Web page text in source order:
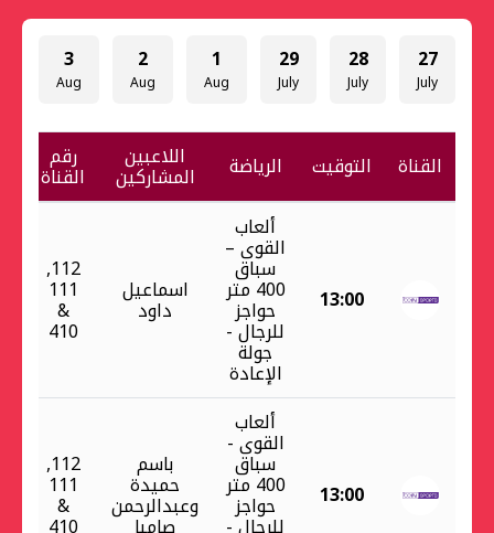
27
July
28
July
29
July
1
Aug
2
Aug
3
Aug
القناة التوقيت الرياضة اللاعبين
المشاركين
رقم
القناة
13:00
ألعاب
القوى –
سباق
400 متر
حواجز
للرجال -
جولة
الإعادة
اسماعيل
داود
112,
111
&
410
13:00
ألعاب
القوى -
سباق
400 متر
حواجز
باسم
حميدة
وعبدالرحمن
112,
111
&